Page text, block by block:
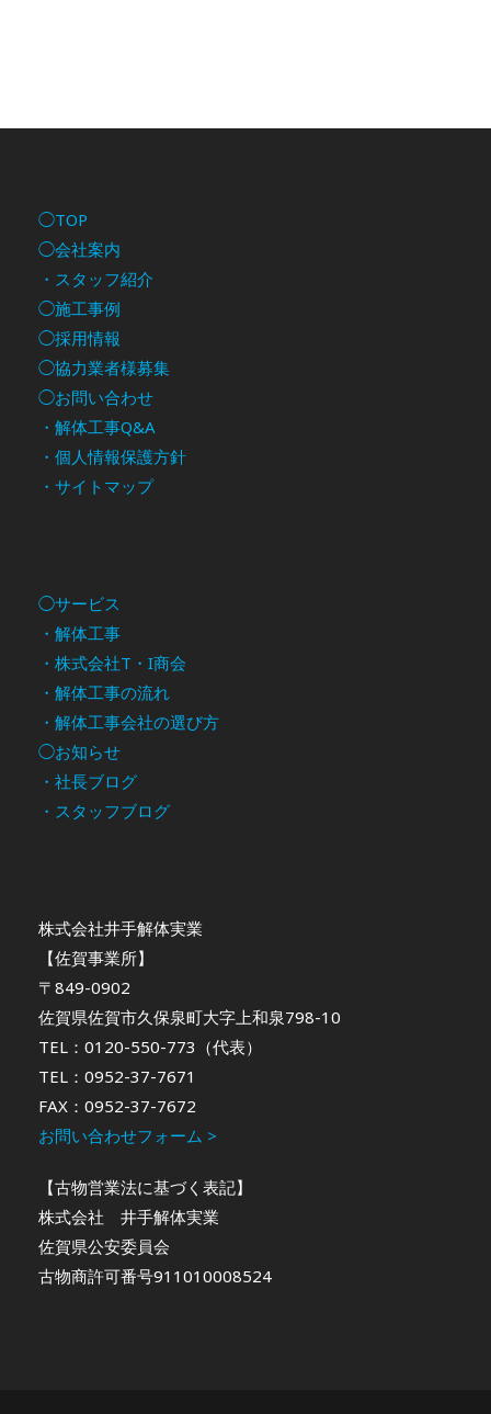
◯TOP
◯会社案内
・スタッフ紹介
◯施工事例
◯採用情報
◯協力業者様募集
◯お問い合わせ
・解体工事Q&A
・個人情報保護方針
・サイトマップ
◯サービス
・解体工事
・株式会社T・I商会
・解体工事の流れ
・解体工事会社の選び方
◯お知らせ
・社長ブログ
・スタッフブログ
株式会社井手解体実業
【佐賀事業所】
〒849-0902
佐賀県佐賀市久保泉町大字上和泉798-10
TEL：0120-550-773（代表）
TEL：0952-37-7671
FAX：0952-37-7672
お問い合わせフォーム >
【古物営業法に基づく表記】
株式会社 井手解体実業
佐賀県公安委員会
古物商許可番号911010008524